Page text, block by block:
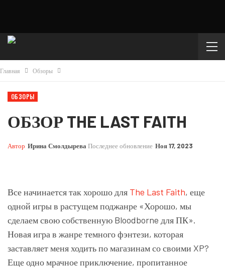
Главная Обзоры
ОБЗОРЫ
ОБЗОР THE LAST FAITH
Автор Ирина Смолдырева Последнее обновление Ноя 17, 2023
Все начинается так хорошо для The Last Faith, еще
одной игры в растущем поджанре «Хорошо, мы
сделаем свою собственную Bloodborne для ПК».
Новая игра в жанре темного фэнтези, которая
заставляет меня ходить по магазинам со своими XP?
Еще одно мрачное приключение, пропитанное